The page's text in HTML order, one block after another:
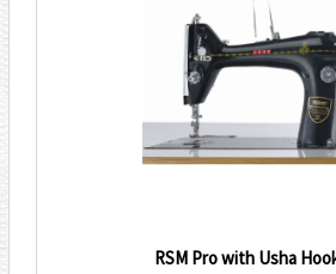
RSM Pro with Usha